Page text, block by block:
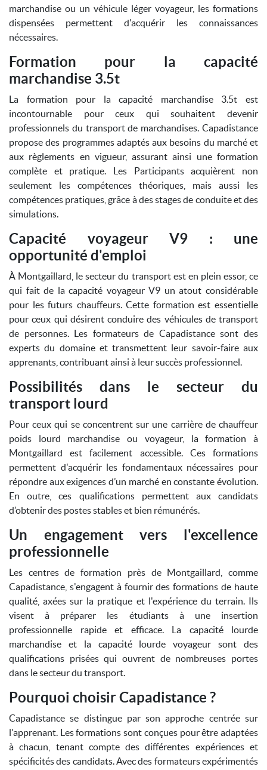
marchandise ou un véhicule léger voyageur, les formations
dispensées permettent d'acquérir les connaissances
nécessaires.
Formation pour la capacité
marchandise 3.5t
La formation pour la capacité marchandise 3.5t est
incontournable pour ceux qui souhaitent devenir
professionnels du transport de marchandises. Capadistance
propose des programmes adaptés aux besoins du marché et
aux règlements en vigueur, assurant ainsi une formation
complète et pratique. Les Participants acquièrent non
seulement les compétences théoriques, mais aussi les
compétences pratiques, grâce à des stages de conduite et des
simulations.
Capacité voyageur V9 : une
opportunité d'emploi
À Montgaillard, le secteur du transport est en plein essor, ce
qui fait de la capacité voyageur V9 un atout considérable
pour les futurs chauffeurs. Cette formation est essentielle
pour ceux qui désirent conduire des véhicules de transport
de personnes. Les formateurs de Capadistance sont des
experts du domaine et transmettent leur savoir-faire aux
apprenants, contribuant ainsi à leur succès professionnel.
Possibilités dans le secteur du
transport lourd
Pour ceux qui se concentrent sur une carrière de chauffeur
poids lourd marchandise ou voyageur, la formation à
Montgaillard est facilement accessible. Ces formations
permettent d'acquérir les fondamentaux nécessaires pour
répondre aux exigences d’un marché en constante évolution.
En outre, ces qualifications permettent aux candidats
d’obtenir des postes stables et bien rémunérés.
Un engagement vers l'excellence
professionnelle
Les centres de formation près de Montgaillard, comme
Capadistance, s'engagent à fournir des formations de haute
qualité, axées sur la pratique et l'expérience du terrain. Ils
visent à préparer les étudiants à une insertion
professionnelle rapide et efficace. La capacité lourde
marchandise et la capacité lourde voyageur sont des
qualifications prisées qui ouvrent de nombreuses portes
dans le secteur du transport.
Pourquoi choisir Capadistance ?
Capadistance se distingue par son approche centrée sur
l'apprenant. Les formations sont conçues pour être adaptées
à chacun, tenant compte des différentes expériences et
spécificités des candidats. Avec des formateurs expérimentés